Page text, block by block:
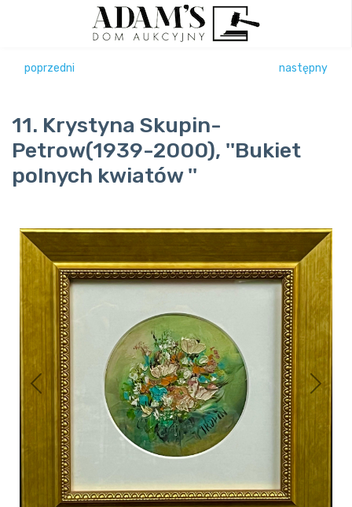
poprzedni następny
11. Krystyna Skupin-
Petrow(1939-2000), ''Bukiet
polnych kwiatów ''
Previous Next